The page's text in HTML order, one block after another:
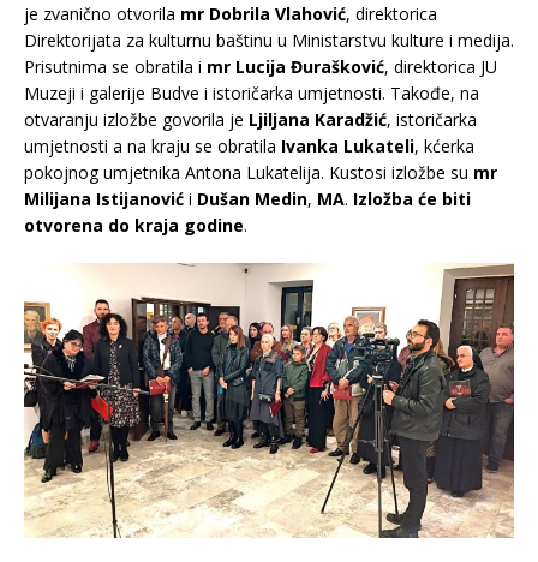
je zvanično otvorila mr Dobrila Vlahović, direktorica
Direktorijata za kulturnu baštinu u Ministarstvu kulture i medija.
Prisutnima se obratila i mr Lucija Đurašković, direktorica JU
Muzeji i galerije Budve i istoričarka umjetnosti. Takođe, na
otvaranju izložbe govorila je Ljiljana Karadžić, istoričarka
umjetnosti a na kraju se obratila Ivanka Lukateli, kćerka
pokojnog umjetnika Antona Lukatelija. Kustosi izložbe su mr
Milijana Istijanović i Dušan Medin, MA. Izložba će biti
otvorena do kraja godine.